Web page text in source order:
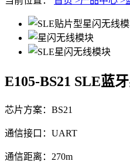
E105-BS21 SLE蓝
芯片方案：BS21
通信接口：UART
通信距离：270m